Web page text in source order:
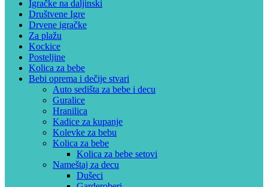
Igračke na daljinski
Društvene Igre
Drvene igračke
Za plažu
Kockice
Posteljine
Kolica za bebe
Bebi oprema i dečije stvari
Auto sedišta za bebe i decu
Guralice
Hranilica
Kadice za kupanje
Kolevke za bebu
Kolica za bebe
Kolica za bebe setovi
Nameštaj za decu
Dušeci